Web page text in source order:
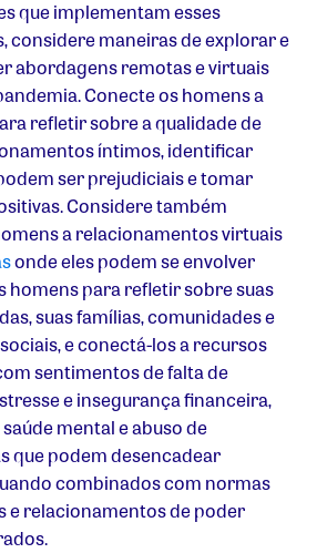
que implementam esses
considere maneiras de explorar e
abordagens remotas e virtuais
Conecte os homens a
refletir sobre a qualidade de
íntimos, identificar
ser prejudiciais e tomar
Considere também
a relacionamentos virtuais
onde eles podem se envolver
homens para refletir sobre suas
suas famílias, comunidades e
e conectá-los a recursos
sentimentos de falta de
e insegurança financeira,
mental e abuso de
que podem desencadear
combinados com normas
e relacionamentos de poder